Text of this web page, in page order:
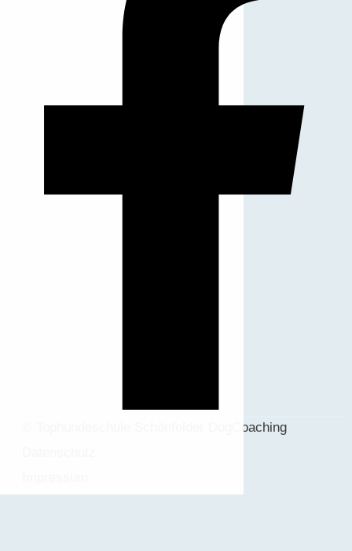
© Tophundeschule Schönfelder DogCoaching